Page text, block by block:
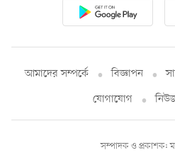
আমাদের সম্পর্কে বিজ্ঞাপন
যোগাযোগ
সম্পাদক ও প্রকাশক: